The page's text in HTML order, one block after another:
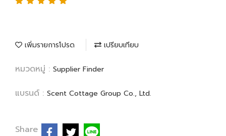
เพิ่มรายการโปรด เปรียบเทียบ
หมวดหมู่ : Supplier Finder
แบรนด์ : Scent Cottage Group Co., Ltd.
Share